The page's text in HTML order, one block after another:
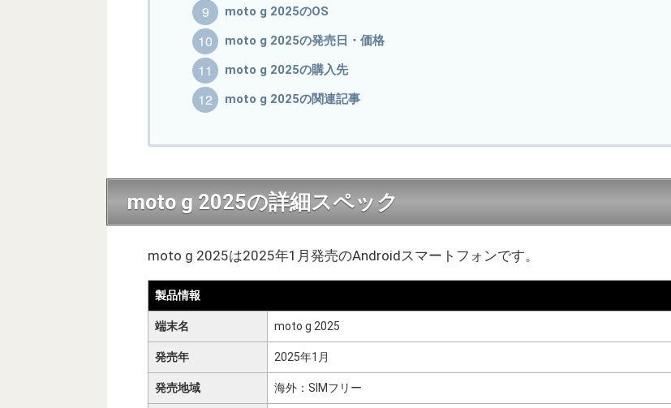
moto g 2025のOS
moto g 2025の発売日・価格
moto g 2025の購入先
moto g 2025の関連記事
moto g 2025の詳細スペック
moto g 2025は2025年1月発売のAndroidスマートフォンです。
製品情報
端末名 moto g 2025
発売年 2025年1月
発売地域 海外：SIMフリー